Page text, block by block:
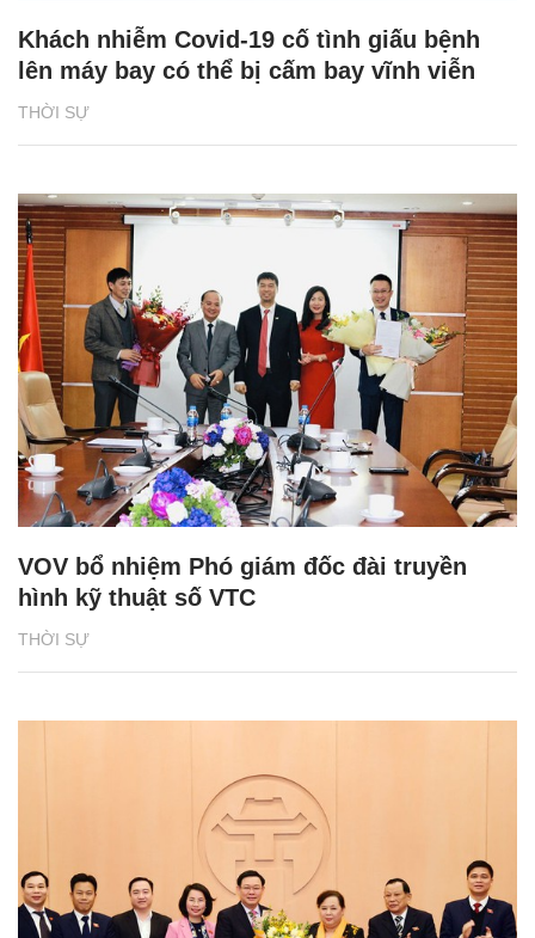
THỜI SỰ
Khách nhiễm Covid-19 cố tình giấu bệnh
lên máy bay có thể bị cấm bay vĩnh viễn
THỜI SỰ
VOV bổ nhiệm Phó giám đốc đài truyền
hình kỹ thuật số VTC